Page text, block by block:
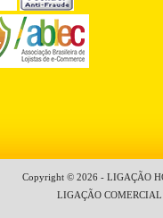
Copyright © 2026 - LIGAÇÃO
LIGAÇÃO